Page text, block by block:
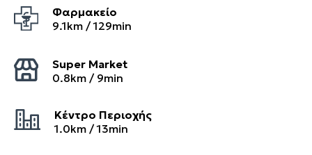
Φαρμακείο
9.1km /129min
Super Market
0.8km / 9min
Κέντρο Περιοχής
1.0km /13min